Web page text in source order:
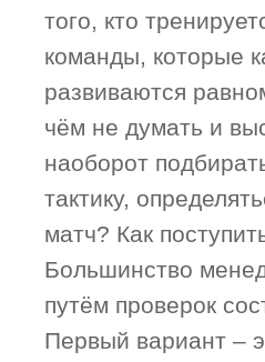
того, кто
команды, которые
развиваются
чём не думать и
наоборот
тактику,
матч? Как
Большинство
путём проверок
Первый вариант –